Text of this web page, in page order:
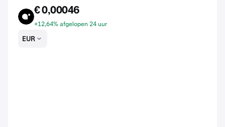
ATR
€ 0,00046
+12,64% afgelopen 24 uur
EUR